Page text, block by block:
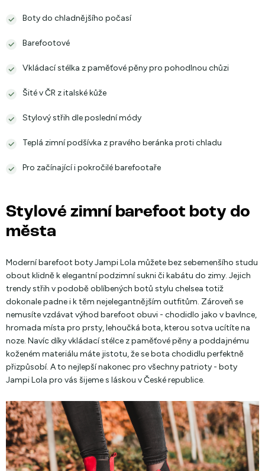
Boty do chladnějšího počasí
Barefootové
Vkládací stélka z paměťové pěny pro pohodlnou chůzi
Šité v ČR z italské kůže
Stylový střih dle poslední módy
Teplá zimní podšívka z pravého beránka proti chladu
Pro začínající i pokročilé barefootaře
Stylové zimní barefoot boty do
města
Moderní barefoot boty Jampi Lola můžete bez sebemenšího studu
obout klidně k elegantní podzimní sukni či kabátu do zimy. Jejich
trendy střih v podobě oblíbených botů stylu chelsea totiž
dokonale padne i k těm nejelegantnějším outfitům. Zároveň se
nemusíte vzdávat výhod barefoot obuvi - chodidlo jako v bavlnce,
hromada místa pro prsty, lehoučká bota, kterou sotva ucítíte na
noze. Navíc díky vkládací stélce z paměťové pěny a poddajnému
koženém materiálu máte jistotu, že se bota chodidlu perfektně
přizpůsobí. A to nejlepší nakonec pro všechny patrioty - boty
Jampi Lola pro vás šijeme s láskou v České republice.